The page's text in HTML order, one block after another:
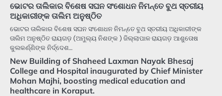
ଭୋଟର ତାଲିକାର ବିଶେଷ ସଘନ ସଂଶୋଧନ ନିମନ୍ତେ ବୁଥ ସ୍ତରୀୟ
ଅଧିକାରୀଙ୍କ ତାଲିମ ଅନୁଷ୍ଠିତ
ଭୋଟର ତାଲିକାର ବିଶେଷ ସଘନ ସଂଶୋଧନ ନିମନ୍ତେ ବୁଥ ସ୍ତରୀୟ ଅଧିକାରୀଙ୍କ
ତାଲିମ ଅନୁଷ୍ଠିତ ରାୟଗଡ଼ (ଅମୁଲ୍ୟ ନିଶଙ୍କ ) ଜିଲ୍ଲାପାଳ ରାୟଗଡ଼ ଆଶୁତୋଷ
କୁଲକର୍ଣ୍ଣିଙ୍କ ନିର୍ଦ୍ଦେଶ…
New Building of Shaheed Laxman Nayak Bhesaj
College and Hospital inaugurated by Chief Minister
Mohan Majhi, boosting medical education and
healthcare in Koraput.